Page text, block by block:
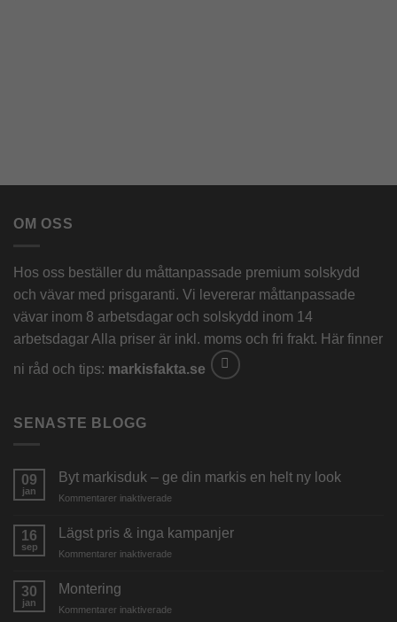
OM OSS
Hos oss beställer du måttanpassade premium solskydd
och vävar med prisgaranti. Vi levererar måttanpassade
vävar inom 8 arbetsdagar och solskydd inom 14
arbetsdagar Alla priser är inkl. moms och fri frakt. Här finner
ni råd och tips: markisfakta.se
SENASTE BLOGG
09
jan
Byt markisduk – ge din markis en helt ny look
Kommentarer inaktiverade
16
sep
Lägst pris & inga kampanjer
Kommentarer inaktiverade
30
jan
Montering
Kommentarer inaktiverade